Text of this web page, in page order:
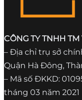
CÔNG TY TNHH
– Địa chỉ trụ sở
Quận Hà Đông,
– Mã số ĐKKD:
tháng 03 năm 2021